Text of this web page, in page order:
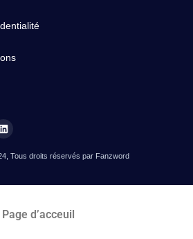
Tous droits réservés par Fanzword
Page d’acceuil